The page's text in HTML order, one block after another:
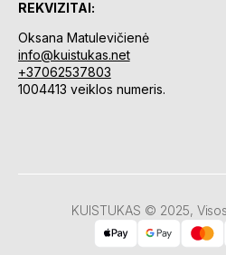
REKVIZITAI:
Oksana Matulevičienė
info@kuistukas.net
+37062537803
1004413 veiklos numeris.
KUISTUKAS © 2025,